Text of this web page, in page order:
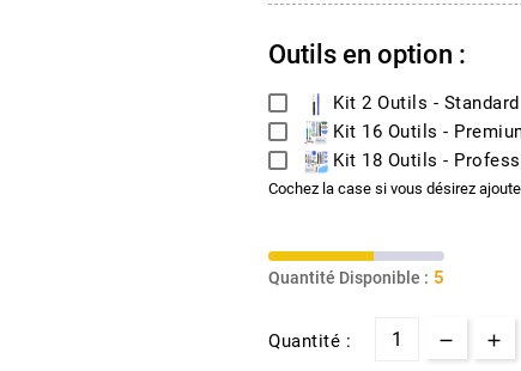
Outils en option :
Kit 2 Outils - Standard
Kit 16 Outils -
Kit 18 Outils -
Cochez la case si vous désirez
Quantité :
Quantité Disponible : 5